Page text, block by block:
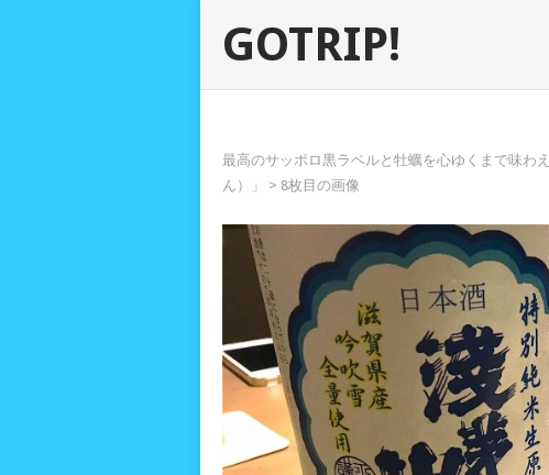
GOTRIP!
最高のサッポロ黒ラベルと牡蠣を心ゆくまで味わ
ん）」
> 8枚目の画像